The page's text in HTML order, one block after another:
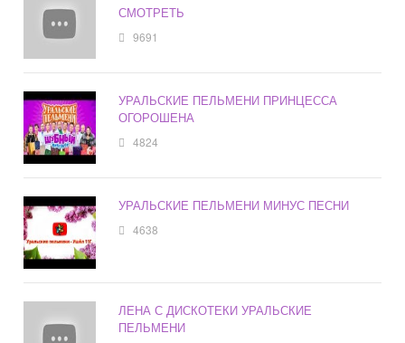
СМОТРЕТЬ
9691
УРАЛЬСКИЕ ПЕЛЬМЕНИ ПРИНЦЕССА
ОГОРОШЕНА
4824
УРАЛЬСКИЕ ПЕЛЬМЕНИ МИНУС ПЕСНИ
4638
ЛЕНА С ДИСКОТЕКИ УРАЛЬСКИЕ
ПЕЛЬМЕНИ